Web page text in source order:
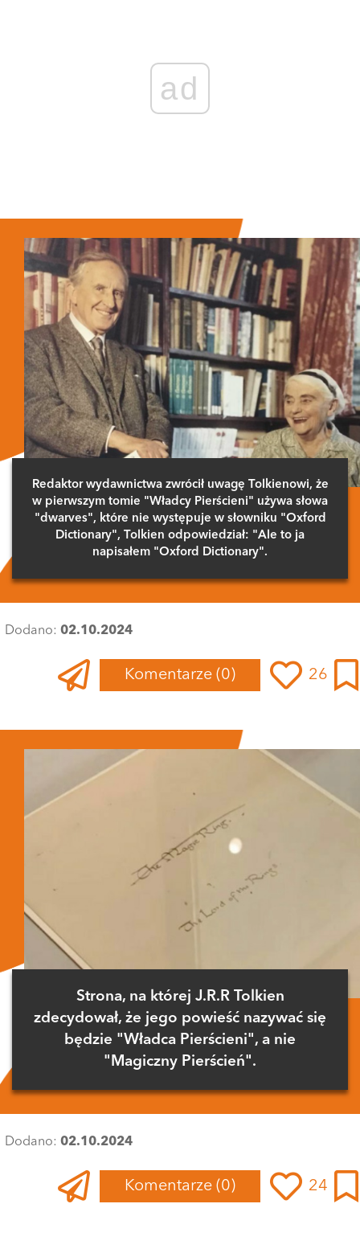
ad
Redaktor wydawnictwa zwrócił uwagę Tolkienowi, że
w pierwszym tomie "Władcy Pierścieni" używa słowa
"dwarves", które nie występuje w słowniku "Oxford
Dictionary", Tolkien odpowiedział: "Ale to ja
napisałem "Oxford Dictionary".
Dodano: 02.10.2024
Komentarze (0) 26
Strona, na której J.R.R Tolkien
zdecydował, że jego powieść nazywać się
będzie "Władca Pierścieni", a nie
"Magiczny Pierścień".
Dodano: 02.10.2024
Komentarze (0) 24